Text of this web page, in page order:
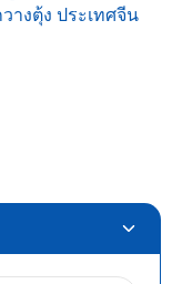
างตุ้ง ประเทศจีน